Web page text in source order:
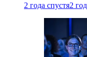
2 года спустя2